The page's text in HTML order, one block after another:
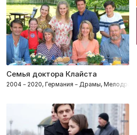
Семья доктора Клайста
2004 – 2020, Германия – Драмы, Мелодрамы